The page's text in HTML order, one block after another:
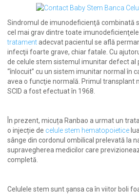
Sindromul de imunodeficienţă combinată
cel mai grav dintre toate
tratamentadecvat pacientul se află
infecţii foarte grave, chiar fatale. Cu
de celule stem sistemul imunitar defect al
“înlocuit” cu un sistem imunitar normal în
avea o funcţie normală. Primul transplant
SCID a fost efectuat în 1968.
În prezent, micuța Ranbao a urmat un
o injecție de celule stem hematopoietice
sânge din cordonul ombilical prelevată la
supravegherea medicilor care
completă.
Celulele stem sunt șansa ca în viitor boli